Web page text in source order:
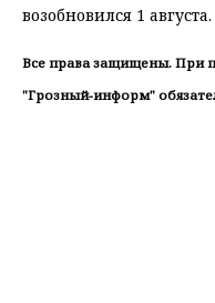
возобновился 1 августа.
Все права защищены. При
"Грозный-информ"